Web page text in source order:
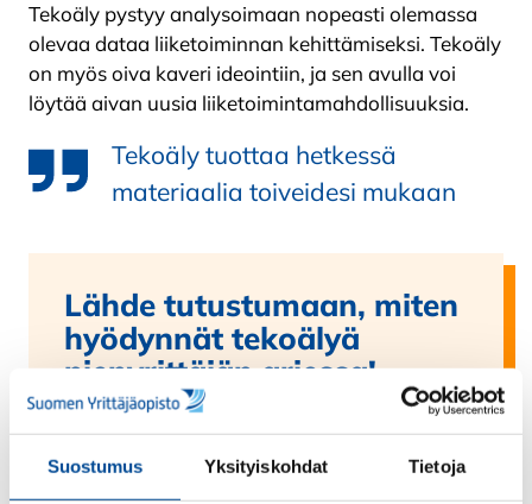
Suostumus Yksityiskohdat Tietoja
Tekoäly pystyy analysoimaan nopeasti olemassa
olevaa dataa liiketoiminnan kehittämiseksi. Tekoäly
on myös oiva kaveri ideointiin, ja sen avulla voi
löytää aivan uusia liiketoimintamahdollisuuksia.
Tekoäly tuottaa hetkessä
materiaalia toiveidesi mukaan
Lähde tutustumaan, miten
hyödynnät tekoälyä
pienyrittäjän arjessa!
Tekoäly pienyrittäjän arjessa osa